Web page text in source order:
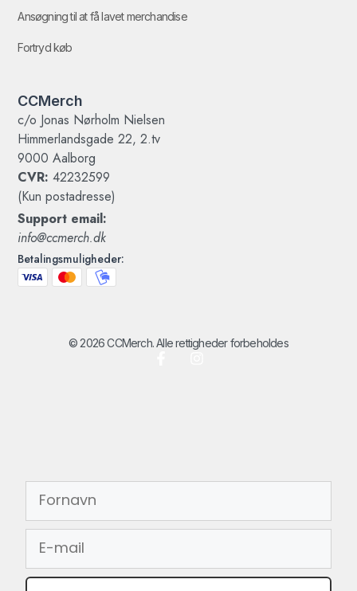
Ansøgning til at få lavet merchandise
Fortryd køb
CCMerch
c/o Jonas Nørholm Nielsen
Himmerlandsgade 22, 2.tv
9000 Aalborg
CVR: 42232599
(Kun postadresse)
Support email:
info@ccmerch.dk
Betalingsmuligheder:
© 2026 CCMerch. Alle rettigheder forbeholdes
FORNAVN
EMAIL